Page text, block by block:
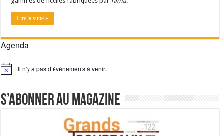
Lire la suite »
Agenda
Notice Il n’y a pas d’évènements à venir.
S’abonner au magazine